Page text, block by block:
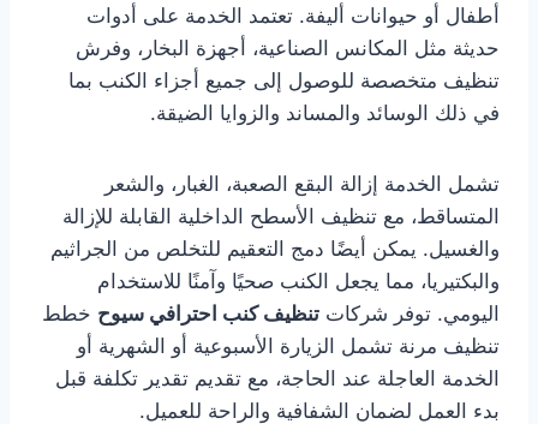
أطفال أو حيوانات أليفة. تعتمد الخدمة على أدوات
حديثة مثل المكانس الصناعية، أجهزة البخار، وفرش
تنظيف متخصصة للوصول إلى جميع أجزاء الكنب بما
في ذلك الوسائد والمساند والزوايا الضيقة.
تشمل الخدمة إزالة البقع الصعبة، الغبار، والشعر
المتساقط، مع تنظيف الأسطح الداخلية القابلة للإزالة
والغسيل. يمكن أيضًا دمج التعقيم للتخلص من الجراثيم
والبكتيريا، مما يجعل الكنب صحيًا وآمنًا للاستخدام
اليومي. توفر شركات تنظيف كنب احترافي سيوح خطط
تنظيف مرنة تشمل الزيارة الأسبوعية أو الشهرية أو
الخدمة العاجلة عند الحاجة، مع تقديم تقدير تكلفة قبل
بدء العمل لضمان الشفافية والراحة للعميل.